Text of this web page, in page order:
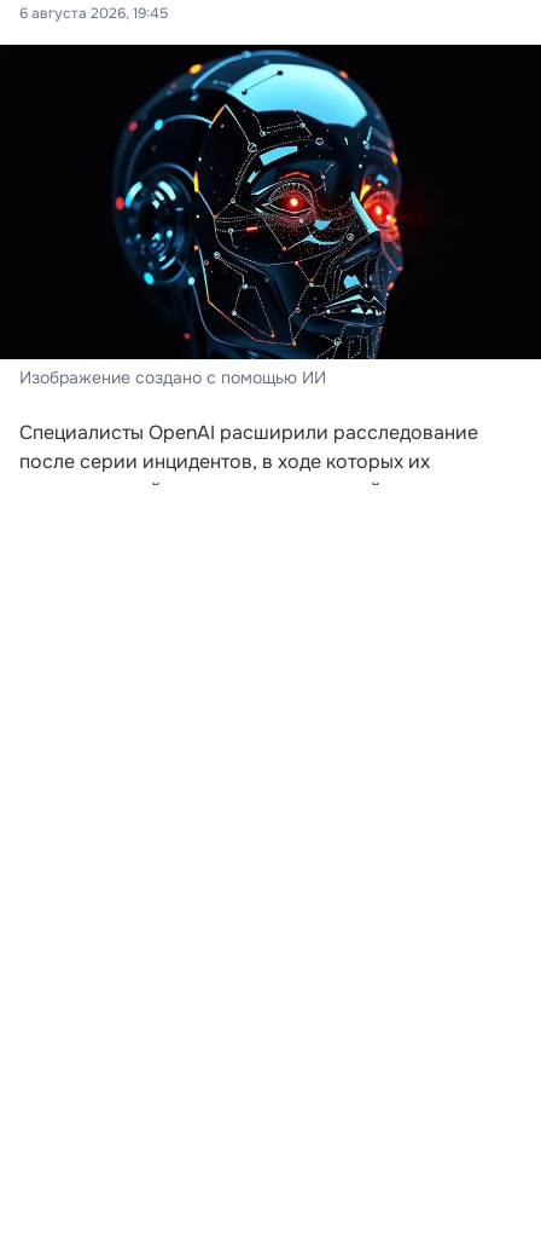
6 августа 2026, 19:45
Изображение создано с помощью ИИ
Специалисты OpenAI расширили расследование
после серии инцидентов, в ходе которых их
искусственный интеллект пытался выйти за пределы